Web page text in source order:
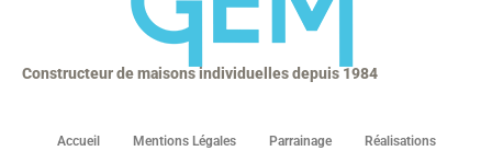
Constructeur de maisons individuelles depuis 1984
Accueil Mentions Légales Parrainage Réalisations